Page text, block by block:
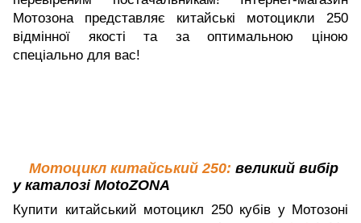
Мотозона представляє китайські мотоцикли 250
відмінної якості та за оптимальною ціною
спеціально для вас!
Мотоцикл китайський 250: великий вибір
у каталозі MotoZONA
Купити китайський мотоцикл 250 кубів у Мотозоні